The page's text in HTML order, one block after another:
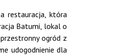
restauracja, która
Batumi, lokal o
ogród z
udogodnienie dla